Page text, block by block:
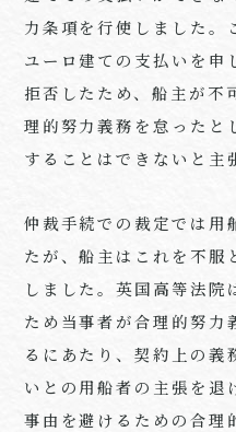
力条項を行使しました。
ユーロ建ての支払いを申
拒否したため、船主が不
理的努力義務を怠ったと
することはできないと主
仲裁手続での裁定では用
たが、船主はこれを不服
しました。英国高等法院
ため当事者が合理的努力
るにあたり、契約上の義
いとの用船者の主張を退
事由を避けるための合理